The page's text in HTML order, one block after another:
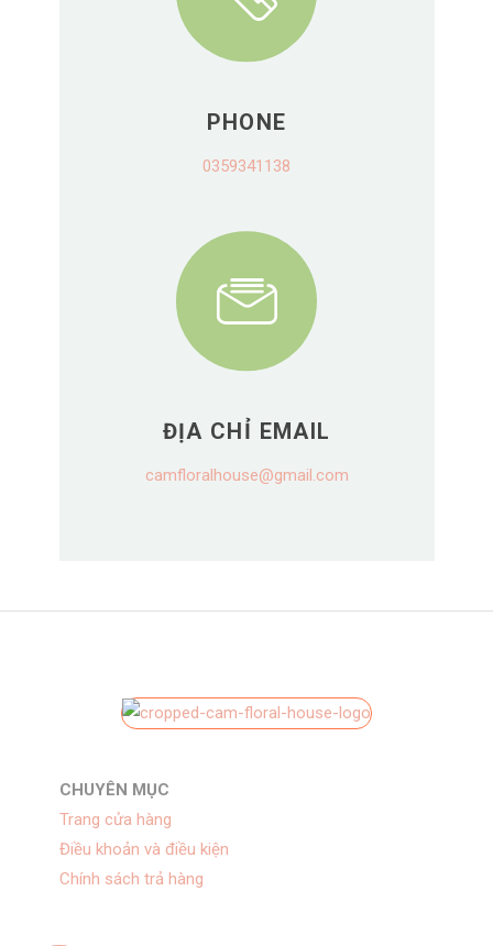
PHONE
0359341138
ĐỊA CHỈ EMAIL
camfloralhouse@gmail.com
CHUYÊN MỤC
Trang cửa hàng
Điều khoản và điều kiện
Chính sách trả hàng